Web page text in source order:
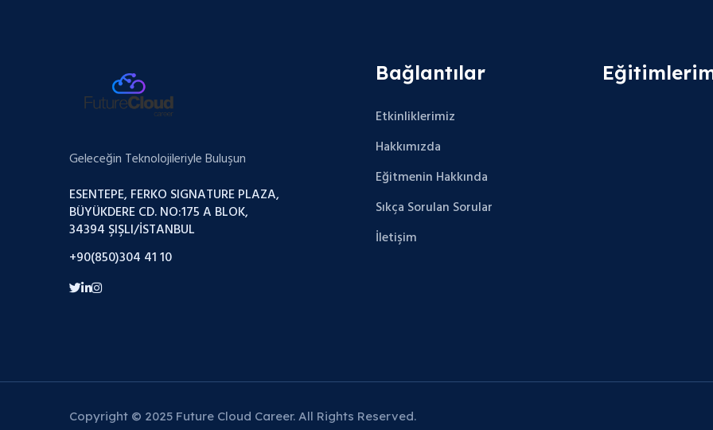
Geleceğin Teknolojileriyle Buluşun
ESENTEPE, FERKO SIGNATURE PLAZA,
BÜYÜKDERE CD. NO:175 A BLOK,
34394 ŞIŞLI/İSTANBUL
+90(850)304 41 10
Bağlantılar
Etkinliklerimiz
Hakkımızda
Eğitmenin Hakkında
Sıkça Sorulan Sorular
İletişim
Copyright © 2025 Future Cloud Career. All Rights Reserved.